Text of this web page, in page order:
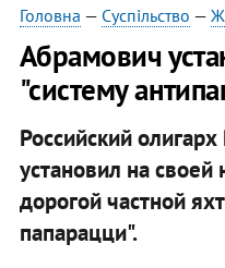
Головна — Суспільство —
Абрамович
"систему
Российский
установил на
дорогой частной
папарацци".